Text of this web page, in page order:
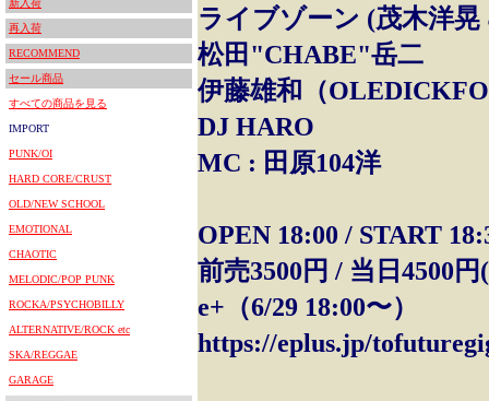
新入荷
再入荷
RECOMMEND
セール商品
すべての商品を見る
IMPORT
PUNK/OI
HARD CORE/CRUST
OLD/NEW SCHOOL
EMOTIONAL
CHAOTIC
MELODIC/POP PUNK
ROCKA/PSYCHOBILLY
ALTERNATIVE/ROCK etc
SKA/REGGAE
GARAGE
ライブゾーン (茂木洋
松田"CHABE"岳二
伊藤雄和（
DJ HARO
MC : 田原104洋
OPEN 18:00 / START
前売3500円 / 当日4500
e+（6/29 18:00〜）
https://eplus.jp/